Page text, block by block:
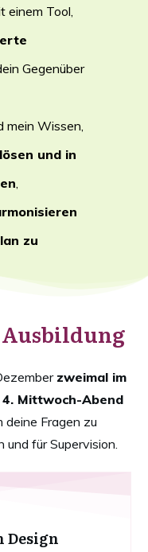
einem Tool,
Gegenüber
mein Wissen,
und in
zu
zweimal im
4. Mittwoch-Abend
deine Fragen zu
für Supervision.
Design